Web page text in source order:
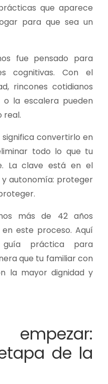
que aparece
para que sea un
fue pensado para
cognitivas. Con el
rincones cotidianos
la escalera pueden
real.
convertirlo en
todo lo que tu
La clave está en el
autonomía: proteger
más de 42 años
este proceso. Aquí
práctica para
que tu familiar con
la mayor dignidad y
de la